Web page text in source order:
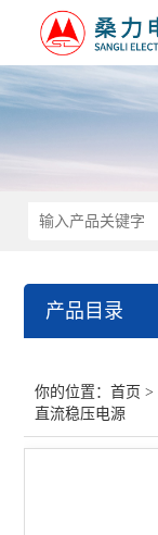
产品目录
恒流电源
你的位置：首页 >
直流稳压电源